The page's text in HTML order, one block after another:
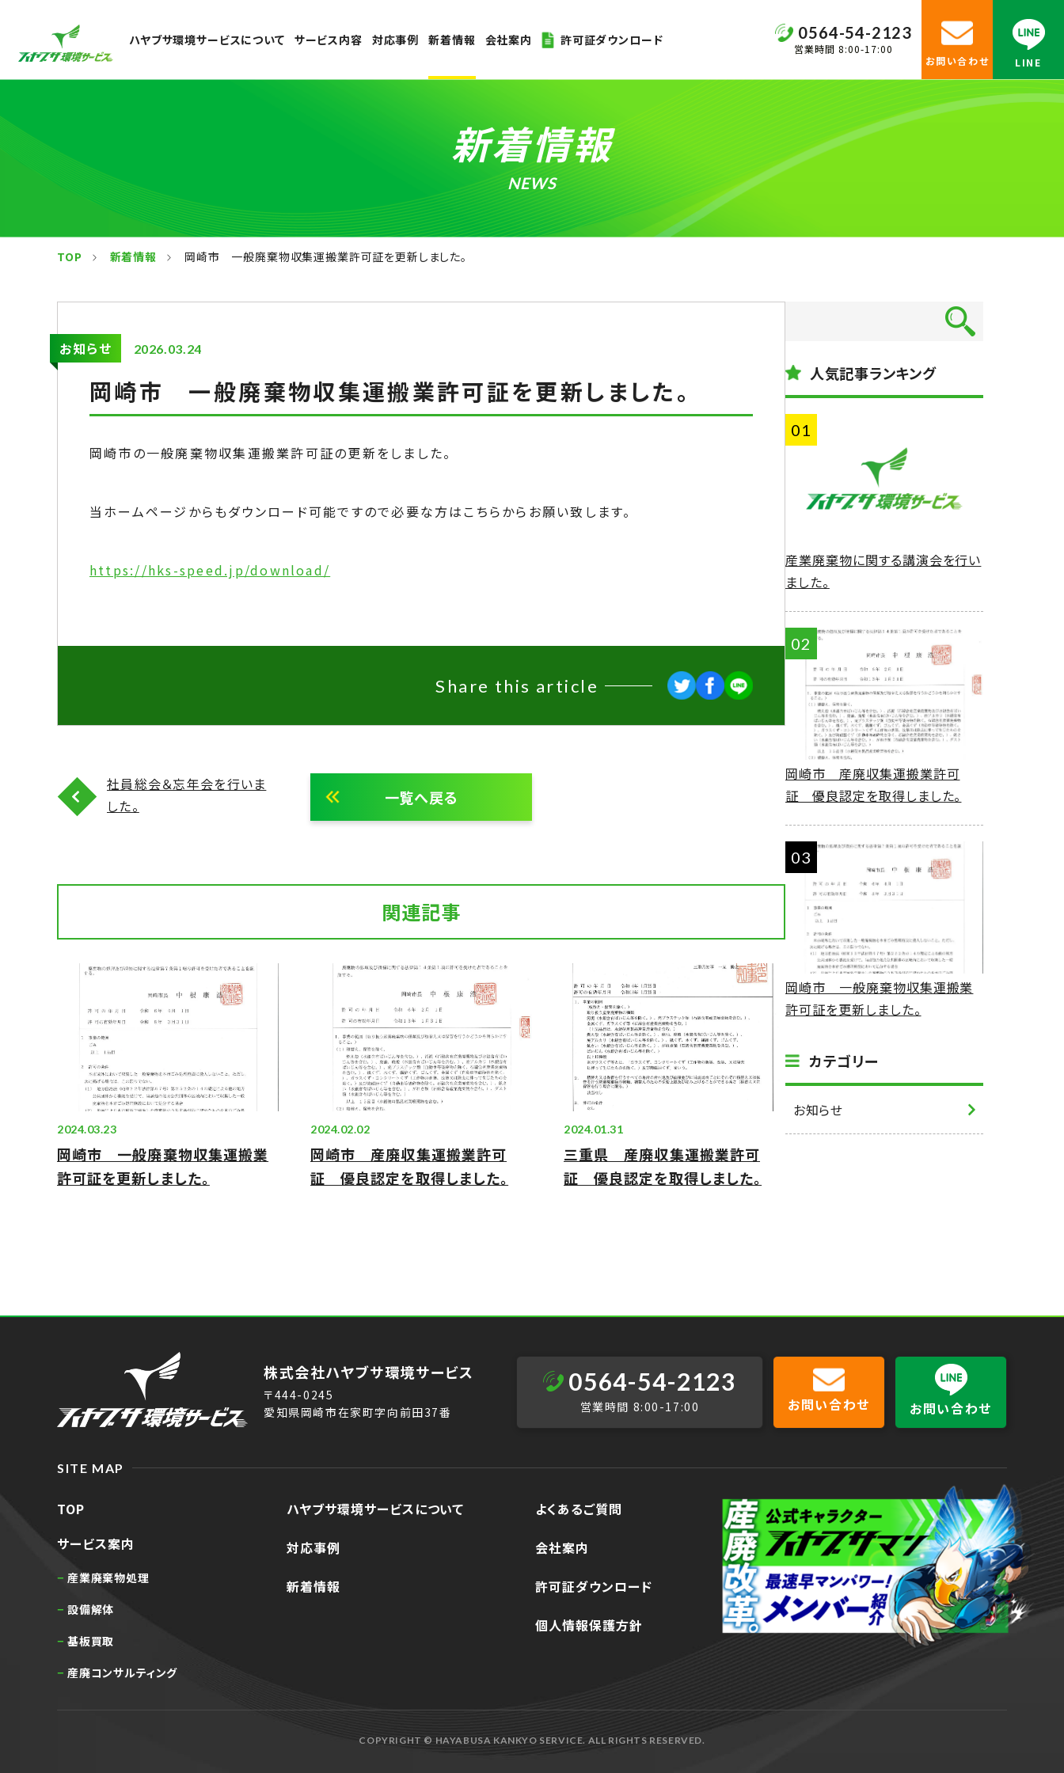
ハヤブサ環境サービスについて サービス内容 対応事例 新着情報 会社案内 許可証ダウンロード 0564-54-2123
営業時間 8:00-17:00
お問い合わせ
LINE
新着情報
NEWS
TOP 新着情報 岡崎市 一般廃棄物収集運搬業許可証を更新しました。
お知らせ 2026.03.24
岡崎市 一般廃棄物収集運搬業許可証を更新しました。
岡崎市の一般廃棄物収集運搬業許可証の更新をしました。
当ホームページからもダウンロード可能ですので必要な方はこちらからお願い致します。
https://hks-speed.jp/download/
Share this article
社員総会＆忘年会を行いま
した。
一覧へ戻る
関連記事
2024.03.23
岡崎市 一般廃棄物収集運搬業
許可証を更新しました。
2024.02.02
岡崎市 産廃収集運搬業許可
証 優良認定を取得しました。
2024.01.31
三重県 産廃収集運搬業許可
証 優良認定を取得しました。
人気記事ランキング
産業廃棄物に関する講演会を行い
ました。
岡崎市 産廃収集運搬業許可
証 優良認定を取得しました。
岡崎市 一般廃棄物収集運搬業
許可証を更新しました。
カテゴリー
お知らせ
株式会社ハヤブサ環境サービス
〒444-0245
愛知県岡崎市在家町字向前田37番
0564-54-2123
営業時間 8:00-17:00 お問い合わせ お問い合わせ
SITE MAP
TOP
サービス案内
産業廃棄物処理
設備解体
基板買取
産廃コンサルティング
ハヤブサ環境サービスについて
対応事例
新着情報
よくあるご質問
会社案内
許可証ダウンロード
個人情報保護方針
COPYRIGHT © HAYABUSA KANKYO SERVICE. ALL RIGHTS RESERVED.